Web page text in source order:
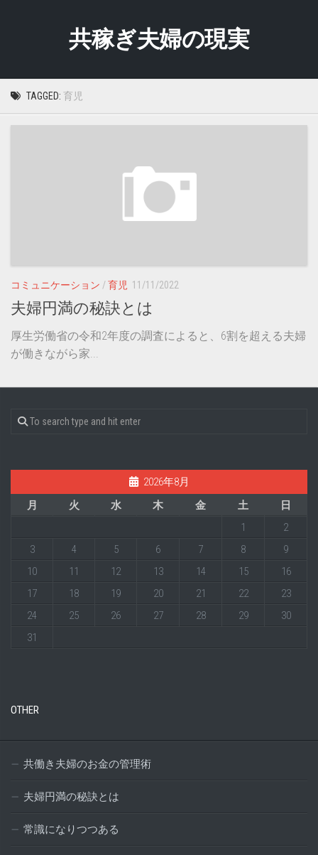
共稼ぎ夫婦の現実
TAGGED: 育児
コミュニケーション /育児 11/11/2022
夫婦円満の秘訣とは
厚生労働省の令和2年度の調査によると、6割を超える夫婦
が働きながら家...
2026年8月
月
火 水 木 金 土
日
1
2
3
4 5 6 7 8
9
10
11 12 13 14 15
16
17
18 19 20 21 22
23
24
25 26 27 28 29
30
31
OTHER
共働き夫婦のお金の管理術
夫婦円満の秘訣とは
常識になりつつある